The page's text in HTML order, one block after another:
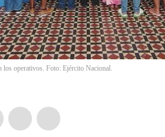
los operativos. Foto: Ejército Nacional.